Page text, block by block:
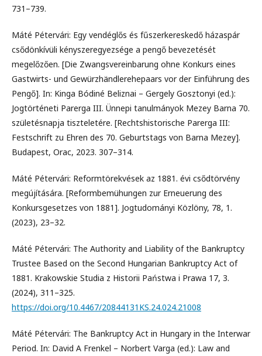
731–739.
Máté Pétervári: Egy vendéglős és fűszerkereskedő házaspár
csődönkívüli kényszeregyezsége a pengő bevezetését
megelőzően. [Die Zwangsvereinbarung ohne Konkurs eines
Gastwirts- und Gewürzhändlerehepaars vor der Einführung des
Pengő]. In: Kinga Bódiné Beliznai – Gergely Gosztonyi (ed.):
Jogtörténeti Parerga III. Ünnepi tanulmányok Mezey Barna 70.
születésnapja tiszteletére. [Rechtshistorische Parerga III:
Festschrift zu Ehren des 70. Geburtstags von Barna Mezey].
Budapest, Orac, 2023. 307–314.
Máté Pétervári: Reformtörekvések az 1881. évi csődtörvény
megújítására. [Reformbemühungen zur Erneuerung des
Konkursgesetzes von 1881]. Jogtudományi Közlöny, 78, 1.
(2023), 23–32.
Máté Pétervári: The Authority and Liability of the Bankruptcy
Trustee Based on the Second Hungarian Bankruptcy Act of
1881. Krakowskie Studia z Historii Państwa i Prawa 17, 3.
(2024), 311–325.
https://doi.org/10.4467/20844131KS.24.024.21008
Máté Pétervári: The Bankruptcy Act in Hungary in the Interwar
Period. In: David A Frenkel – Norbert Varga (ed.): Law and